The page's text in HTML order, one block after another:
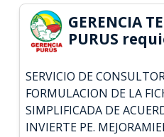
GERENCIA
PURUS
SERVICIO DE
FORMULACION DE LA
SIMPLIFICADA DE
INVIERTE PE.